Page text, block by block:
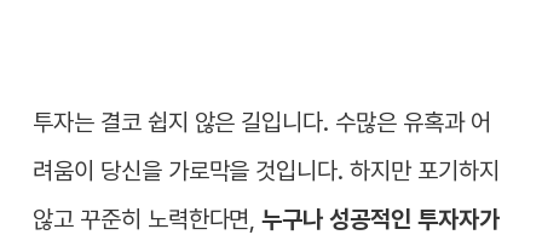
투자는 결코 쉽지 않은 길입니다. 수많은 유혹과 어
려움이 당신을 가로막을 것입니다. 하지만 포기하지
않고 꾸준히 노력한다면,누구나 성공적인 투자자가